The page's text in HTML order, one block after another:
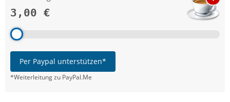
3,00 €
Per Paypal unterstützen*
*Weiterleitung zu PayPal.Me